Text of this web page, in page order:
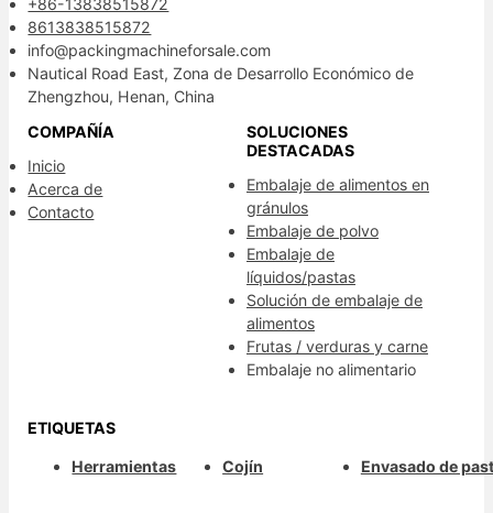
+86-13838515872
8613838515872
info@packingmachineforsale.com
Nautical Road East, Zona de Desarrollo Económico de
Zhengzhou, Henan, China
COMPAÑÍA
Inicio
Acerca de
Contacto
SOLUCIONES
DESTACADAS
Embalaje de alimentos en
gránulos
Embalaje de polvo
Embalaje de
líquidos/pastas
Solución de embalaje de
alimentos
Frutas / verduras y carne
Embalaje no alimentario
ETIQUETAS
Herramientas Cojín Envasado de